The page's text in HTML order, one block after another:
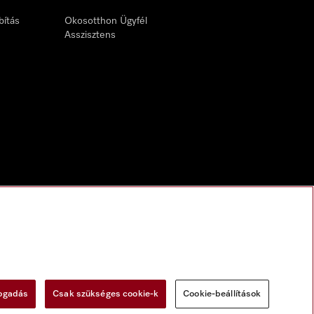
Okosotthon Ügyfél
Asszisztens
Csak szükséges cookie-k Cookie-beállítások